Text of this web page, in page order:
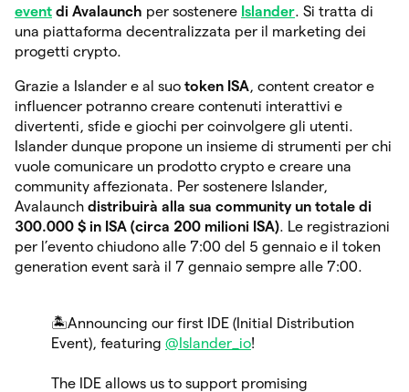
event di Avalaunch per sostenere Islander. Si tratta di
una piattaforma decentralizzata per il marketing dei
progetti crypto.
Grazie a Islander e al suo token ISA, content creator e
influencer potranno creare contenuti interattivi e
divertenti, sfide e giochi per coinvolgere gli utenti.
Islander dunque propone un insieme di strumenti per chi
vuole comunicare un prodotto crypto e creare una
community affezionata. Per sostenere Islander,
Avalaunch distribuirà alla sua community un totale di
300.000 $ in ISA (circa 200 milioni ISA). Le registrazioni
per l’evento chiudono alle 7:00 del 5 gennaio e il token
generation event sarà il 7 gennaio sempre alle 7:00.
🏝️Announcing our first IDE (Initial Distribution
Event), featuring @Islander_io!
The IDE allows us to support promising